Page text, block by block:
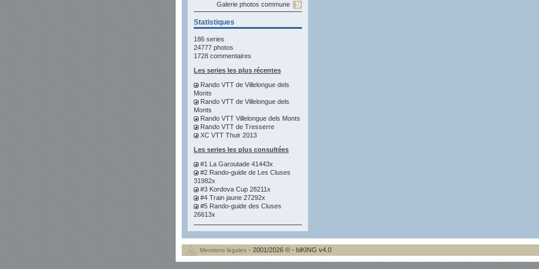
Galerie photos commune
Statistiques
186 series
24777 photos
1728 commentaires
Les series les plus récentes
Rando VTT de Villelongue dels
Monts
Rando VTT de Villelongue dels
Monts
Rando VTT Villelongue dels Monts
Rando VTT de Tresserre
XC VTT Thuir 2013
Les series les plus consultées
#1 La Garoutade 41443x
#2 Rando-guide de Les Cluses
31982x
#3 Kordova Cup 28211x
#4 Train jaune 27292x
#5 Rando-guide des Cluses
26613x
Mentions légales - 2001/2026 © - biKING v4.0